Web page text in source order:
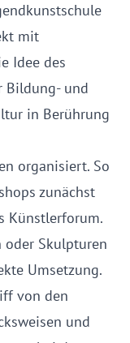
mit
Idee des
Bildung- und
in Berührung
organisiert. So
zunächst
Künstlerforum.
Skulpturen
Umsetzung.
von den
und